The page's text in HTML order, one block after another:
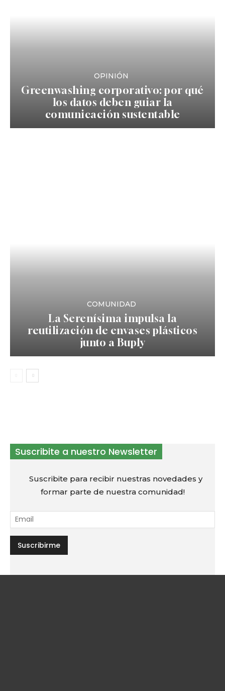
OPINIÓN
Greenwashing corporativo: por qué
los datos deben guiar la
comunicación sustentable
COMUNIDAD
La Serenísima impulsa la
reutilización de envases plásticos
junto a Buply
Suscribite a nuestro Newsletter
Suscribite para recibir nuestras novedades y
formar parte de nuestra comunidad!